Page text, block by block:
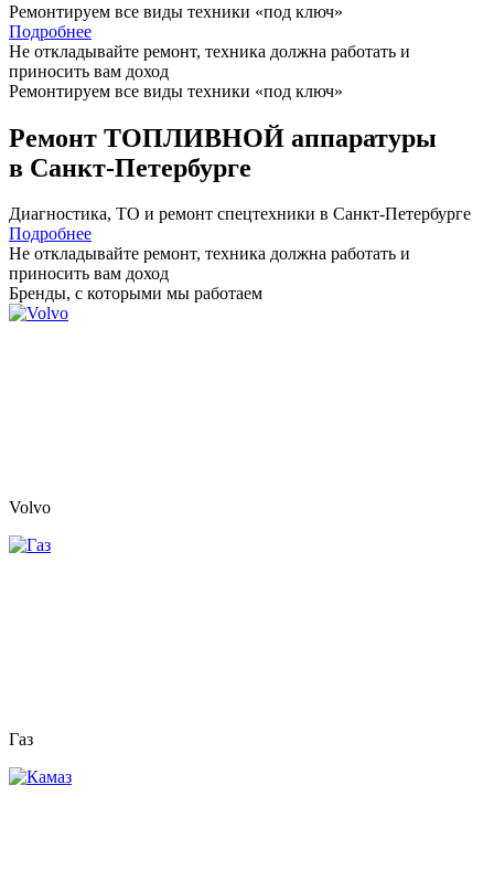
Ремонтируем все виды техники «под ключ»
Подробнее
Не откладывайте ремонт, техника должна работать и
приносить вам доход
Ремонтируем все виды техники «под ключ»
Ремонт ТОПЛИВНОЙ аппаратуры
в Санкт-Петербурге
Диагностика, ТО и ремонт спецтехники в Санкт-Петербурге
Подробнее
Не откладывайте ремонт, техника должна работать и
приносить вам доход
Бренды, с которыми мы работаем
Volvo
Газ